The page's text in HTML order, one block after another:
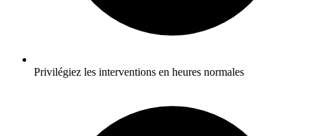
Privilégiez les interventions en heures normales